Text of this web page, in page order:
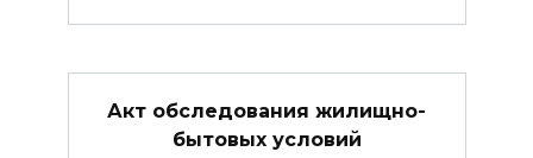
Акт обследования жилищно-
бытовых условий